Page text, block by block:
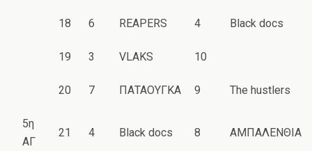
18 6 REAPERS 4 Black docs
19 3 VLAKS 10
20 7 ΠΑΤΑΟΥΓΚΑ 9 The hustlers
5η
ΑΓ
21 4 Black docs 8 ΑΜΠΑΛΕΝΘΙΑ